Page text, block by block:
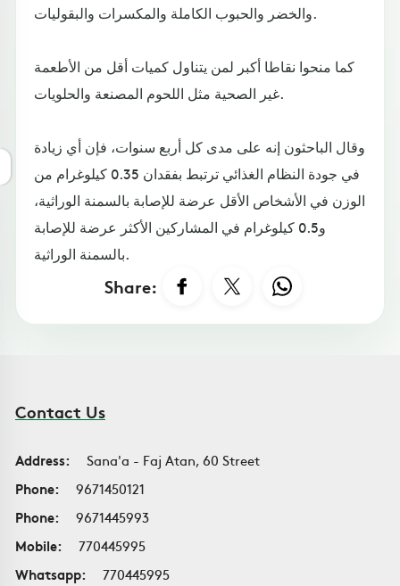
والخضر والحبوب الكاملة والمكسرات والبقوليات.
كما منحوا نقاطا أكبر لمن يتناول كميات أقل من الأطعمة
غير الصحية مثل اللحوم المصنعة والحلويات.
وقال الباحثون إنه على مدى كل أربع سنوات، فإن أي زيادة
في جودة النظام الغذائي ترتبط بفقدان 0.35 كيلوغرام من
الوزن في الأشخاص الأقل عرضة للإصابة بالسمنة الوراثية،
و0.5 كيلوغرام في المشاركين الأكثر عرضة للإصابة
بالسمنة الوراثية.
Share:
Contact Us
Address:
Sana'a - Faj Atan, 60 Street
Phone:
9671450121
Phone:
9671445993
Mobile:
770445995
Whatsapp:
770445995